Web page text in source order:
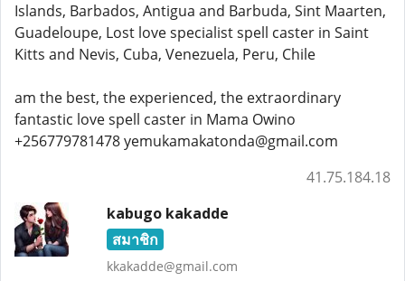
Islands, Barbados, Antigua and Barbuda, Sint Maarten,
Guadeloupe, Lost love specialist spell caster in Saint
Kitts and Nevis, Cuba, Venezuela, Peru, Chile
am the best, the experienced, the extraordinary
fantastic love spell caster in Mama Owino
+256779781478 yemukamakatonda@gmail.com
41.75.184.18
kabugo kakadde
สมาชิก
kkakadde@gmail.com